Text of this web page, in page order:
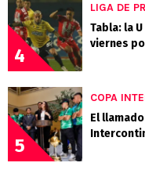
4
LIGA DE
Tabla: la
viernes
5
COPA
El